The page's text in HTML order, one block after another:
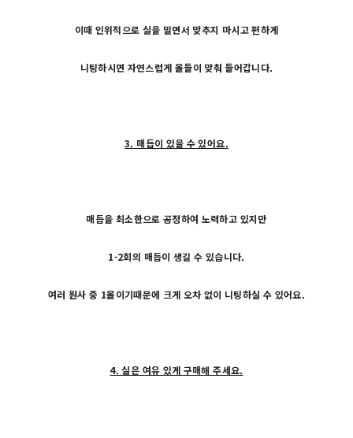
이때 인위적으로 실을 밀면서 맞추지 마시고 편하게
니팅하시면 자연스럽게 올들이 맞춰 들어갑니다.
3. 매듭이 있을 수 있어요.
매듭을 최소한으로 공정하여 노력하고 있지만
1-2회의 매듭이 생길 수 있습니다.
여러 원사 중 1올이기때문에 크게 오차 없이 니팅하실 수 있어요.
4. 실은 여유 있게 구매해 주세요.